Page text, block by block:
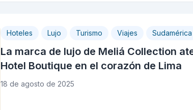
Hoteles Lujo Turismo Viajes Sudamérica
La marca de lujo de Meliá Collection
Hotel Boutique en el corazón de Lima
18 de agosto de 2025